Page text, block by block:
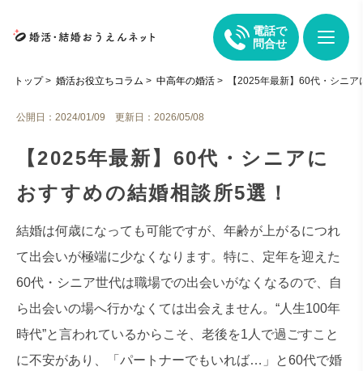
電話で
問合せ
トップ> 婚活お役立ちコラム > 中高年の婚活 > 【2025年最新】60代・シニ
公開日：2024/01/09 更新日：2026/05/08
【2025年最新】60代・シニアに
おすすめの結婚相談所5選！
結婚は何歳になっても可能ですが、年齢が上がるにつれ
て出会いが極端に少なくなります。特に、定年を迎えた
60代・シニア世代は職場での出会いがなくなるので、自
ら出会いの場へ行かなくては出会えません。“人生100年
時代”と言われているからこそ、老後を1人で過ごすこと
に不安があり、「パートナーでもいれば…」と60代で婚